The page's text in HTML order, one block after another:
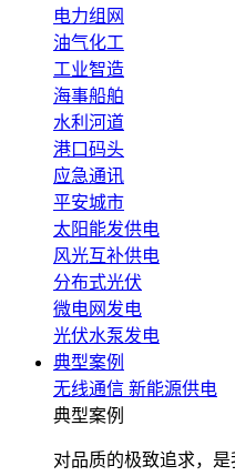
电力组网
油气化工
工业智造
海事船舶
水利河道
港口码头
应急通讯
平安城市
太阳能发供电
风光互补供电
分布式光伏
微电网发电
光伏水泵发电
典型案例
无线通信 新能源供电
典型案例
对品质的极致追求，